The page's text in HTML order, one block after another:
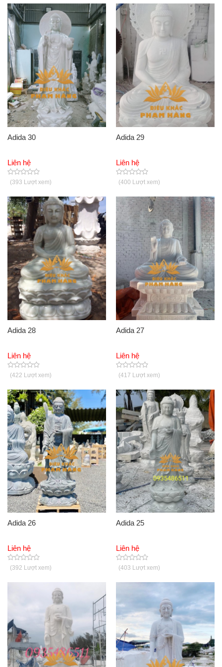
Adida 30
Liên hệ
(393 Lượt xem)
Adida 29
Liên hệ
(400 Lượt xem)
Adida 28
Liên hệ
(422 Lượt xem)
Adida 27
Liên hệ
(417 Lượt xem)
Adida 26
Liên hệ
(392 Lượt xem)
Adida 25
Liên hệ
(403 Lượt xem)